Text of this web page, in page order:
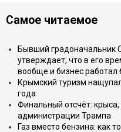
Самое читаемое
Бывший градоначальник
утверждает, что в его
вообще и бизнес работал
Крымский туризм
года
Финальный отсчёт: крыса,
администрации Трампа
Газ вместо бензина: как